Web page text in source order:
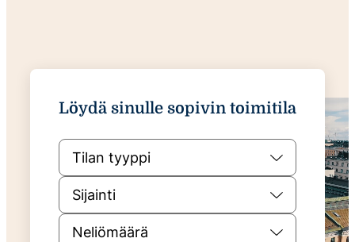
Löydä sinulle sopivin toimitila
Tilan tyyppi
Sijainti
Neliömäärä